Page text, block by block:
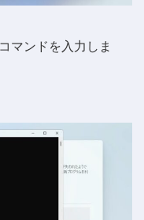
マンドを入力しま